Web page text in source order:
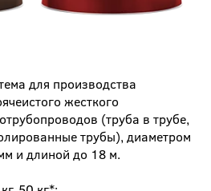
для производства
жесткого
(труба в трубе,
трубы), диаметром
и длиной до 18 м.